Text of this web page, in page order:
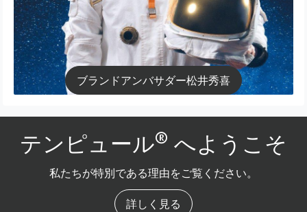
ブランドアンバサダー松井秀喜
テンピュール® へようこそ
私たちが特別である理由をご覧ください。
詳しく見る